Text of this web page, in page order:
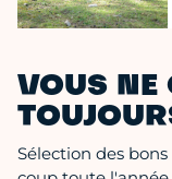
VOUS NE
Sélection des